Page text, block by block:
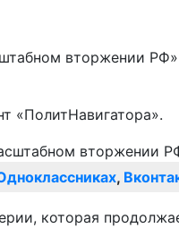
вторжении
«ПолитНавигатора».
,
которая